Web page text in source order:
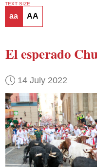
TEXT SIZE
aa AA
El esperado
14 July 2022